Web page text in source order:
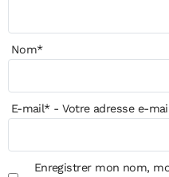
Nom*
E-mail*- Votre adresse e-
Enregistrer mon nom,